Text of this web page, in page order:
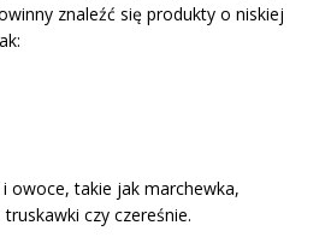
znaleźć się produkty o niskiej
owoce, takie jak marchewka,
czy czereśnie.